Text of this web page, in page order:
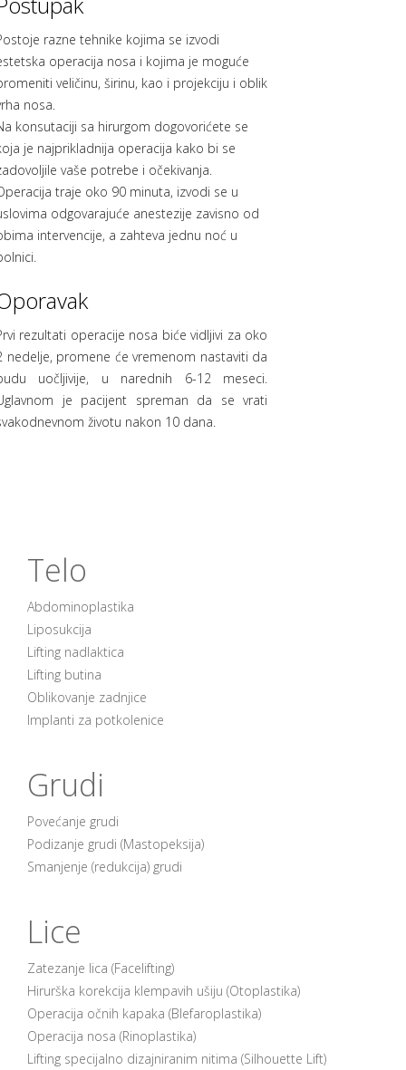
razne tehnike kojima se izvodi
operacija nosa i kojima je moguće
veličinu, širinu, kao i projekciju i oblik
nosa.
konsutaciji sa hirurgom dogovorićete se
je najprikladnija operacija kako bi se
vaše potrebe i očekivanja.
traje oko 90 minuta, izvodi se u
odgovarajuće anestezije zavisno od
intervencije, a zahteva jednu noć u
rezultati operacije nosa biće vidljivi za oko
nedelje, promene će vremenom nastaviti da
uočljivije, u narednih 6-12 meseci.
je pacijent spreman da se vrati
životu nakon 10 dana.
Telo
Abdominoplastika
Liposukcija
Lifting nadlaktica
Lifting butina
Oblikovanje zadnjice
Implanti za potkolenice
Grudi
Povećanje grudi
Podizanje grudi (Mastopeksija)
Smanjenje (redukcija) grudi
Lice
Zatezanje lica (Facelifting)
Hirurška korekcija klempavih ušiju (Otoplastika)
Operacija očnih kapaka (Blefaroplastika)
Operacija nosa (Rinoplastika)
Lifting specijalno dizajniranim nitima (Silhouette Lift)